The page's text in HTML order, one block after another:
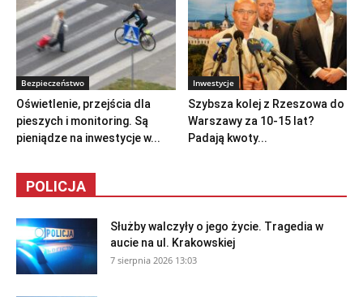
Bezpieczeństwo
Oświetlenie, przejścia dla
pieszych i monitoring. Są
pieniądze na inwestycje w...
Inwestycje
Szybsza kolej z Rzeszowa do
Warszawy za 10-15 lat?
Padają kwoty...
POLICJA
Służby walczyły o jego życie. Tragedia w
aucie na ul. Krakowskiej
7 sierpnia 2026 13:03